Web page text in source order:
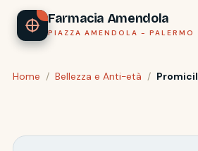
Farmacia Amendola
PIAZZA AMENDOLA - PALERMO
Home / Bellezza e Anti-età / Promicil